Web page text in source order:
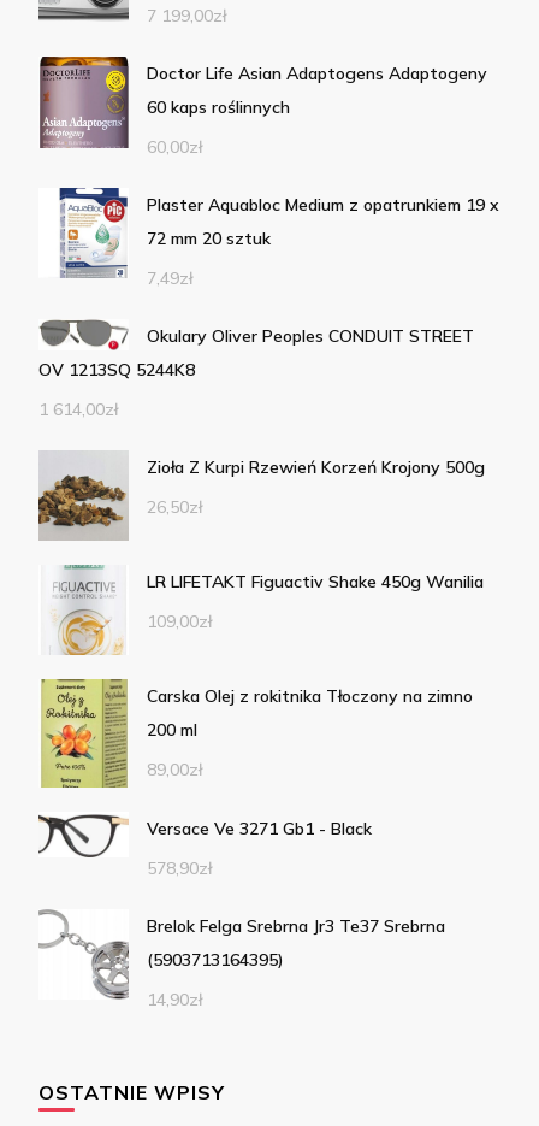
7 199,00zł
Doctor Life Asian Adaptogens Adaptogeny
60 kaps roślinnych
60,00zł
Plaster Aquabloc Medium z opatrunkiem 19 x
72 mm 20 sztuk
7,49zł
Okulary Oliver Peoples CONDUIT STREET
OV 1213SQ 5244K8
1 614,00zł
Zioła Z Kurpi Rzewień Korzeń Krojony 500g
26,50zł
LR LIFETAKT Figuactiv Shake 450g Wanilia
109,00zł
Carska Olej z rokitnika Tłoczony na zimno
200 ml
89,00zł
Versace Ve 3271 Gb1 - Black
578,90zł
Brelok Felga Srebrna Jr3 Te37 Srebrna
(5903713164395)
14,90zł
OSTATNIE WPISY